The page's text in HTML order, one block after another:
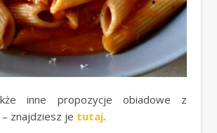
inne propozycje obiadowe z
znajdziesz je tutaj.